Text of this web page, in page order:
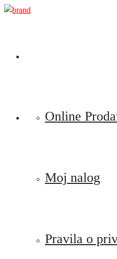
Preskoči
Online
Moj nalog
Pravila o